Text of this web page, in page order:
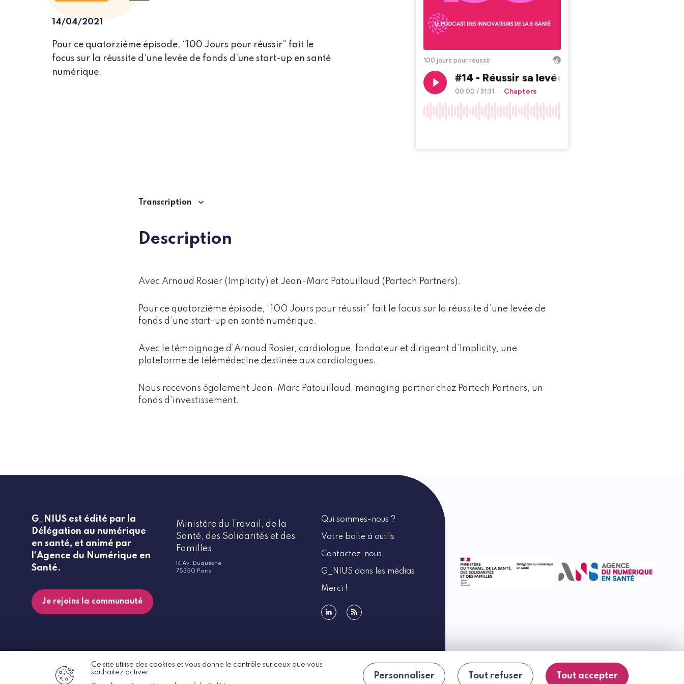
Ce site utilise des cookies et vous donne le contrôle sur ceux que vous
souhaitez activer
Personnaliser Tout refuser Tout accepter
14/04/2021
Pour ce quatorzième épisode, “100 Jours pour réussir” fait le
focus sur la réussite d’une levée de fonds d’une start-up en santé
numérique.
Transcription
Description
Avec Arnaud Rosier (Implicity) et Jean-Marc Patouillaud (Partech Partners).
Pour ce quatorzième épisode, “100 Jours pour réussir” fait le focus sur la réussite d’une levée de
fonds d’une start-up en santé numérique.
Avec le témoignage d’Arnaud Rosier, cardiologue, fondateur et dirigeant d’Implicity, une
plateforme de télémédecine destinée aux cardiologues.
Nous recevons également Jean-Marc Patouillaud, managing partner chez Partech Partners, un
fonds d'investissement.
G_NIUS est édité par la
Délégation au numérique
en santé, et animé par
l’Agence du Numérique en
Santé.
Je rejoins la communauté
Ministère du Travail, de la
Santé, des Solidarités et des
Familles
14 Av. Duquesne
75350 Paris
Qui sommes-nous ?
Votre boîte à outils
Contactez-nous
G_NIUS dans les médias
Merci !